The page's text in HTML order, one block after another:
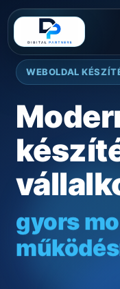
WEBOLDAL
gyors